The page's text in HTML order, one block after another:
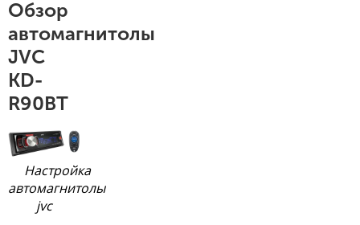
Обзор
автомагнитолы
JVC
KD-
R90BT
Настройка
автомагнитолы
jvc